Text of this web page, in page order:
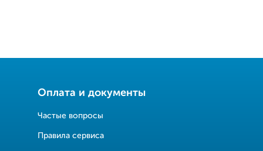
Оплата и документы
Частые вопросы
Правила сервиса